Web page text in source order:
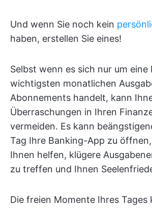
Und wenn Sie noch kein
haben, erstellen Sie eines!
Selbst wenn es sich nur um eine
wichtigsten monatlichen
Abonnements handelt, kann
Überraschungen in Ihren
vermeiden. Es kann
Tag Ihre Banking-App zu
Ihnen helfen, klügere
zu treffen und Ihnen
Die freien Momente Ihres Tages